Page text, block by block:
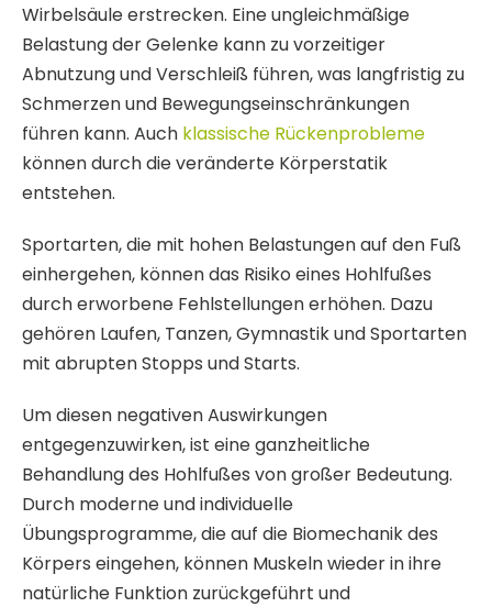
Wirbelsäule erstrecken. Eine ungleichmäßige
Belastung der Gelenke kann zu vorzeitiger
Abnutzung und Verschleiß führen, was langfristig zu
Schmerzen und Bewegungseinschränkungen
führen kann. Auch klassische Rückenprobleme
können durch die veränderte Körperstatik
entstehen.
Sportarten, die mit hohen Belastungen auf den Fuß
einhergehen, können das Risiko eines Hohlfußes
durch erworbene Fehlstellungen erhöhen. Dazu
gehören Laufen, Tanzen, Gymnastik und Sportarten
mit abrupten Stopps und Starts.
Um diesen negativen Auswirkungen
entgegenzuwirken, ist eine ganzheitliche
Behandlung des Hohlfußes von großer Bedeutung.
Durch moderne und individuelle
Übungsprogramme, die auf die Biomechanik des
Körpers eingehen, können Muskeln wieder in ihre
natürliche Funktion zurückgeführt und